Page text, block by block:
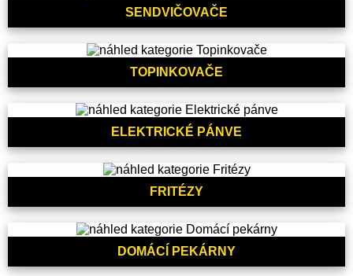
SENDVIČOVAČE
TOPINKOVAČE
ELEKTRICKÉ PÁNVE
FRITÉZY
DOMÁCÍ PEKÁRNY